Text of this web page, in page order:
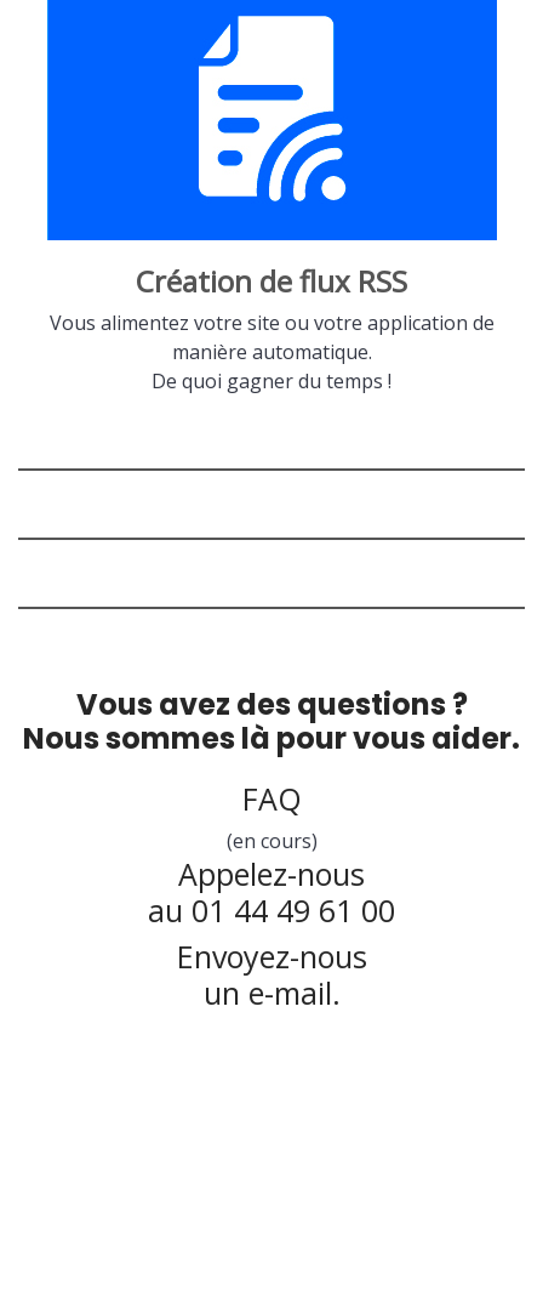
Création de flux RSS
Vous alimentez votre site ou votre application de
manière automatique.
De quoi gagner du temps !
Vous avez des questions ?
Nous sommes là pour vous aider.
FAQ
(en cours)
Appelez-nous
au 01 44 49 61 00
Envoyez-nous
un e-mail.